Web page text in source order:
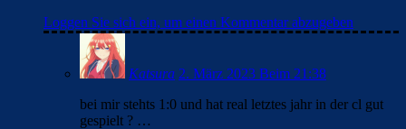
Loggen Sie sich ein, um einen Kommentar abzugeben
Katsura 2. März 2023 Beim 21:38
bei mir stehts 1:0 und hat real letztes jahr in der cl gut
gespielt ? …